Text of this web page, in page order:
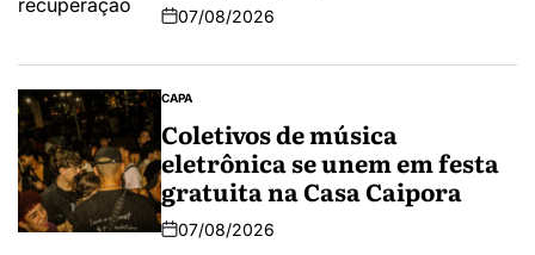
07/08/2026
CAPA
Coletivos de música
eletrônica se unem em festa
gratuita na Casa Caipora
07/08/2026